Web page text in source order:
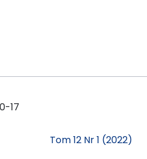
17
Tom 12 Nr 1 (2022)